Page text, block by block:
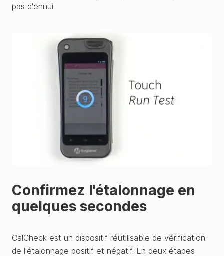
pas d'ennui.
Confirmez l'étalonnage en
quelques secondes
CalCheck est un dispositif réutilisable de vérification
de l'étalonnage positif et négatif. En deux étapes